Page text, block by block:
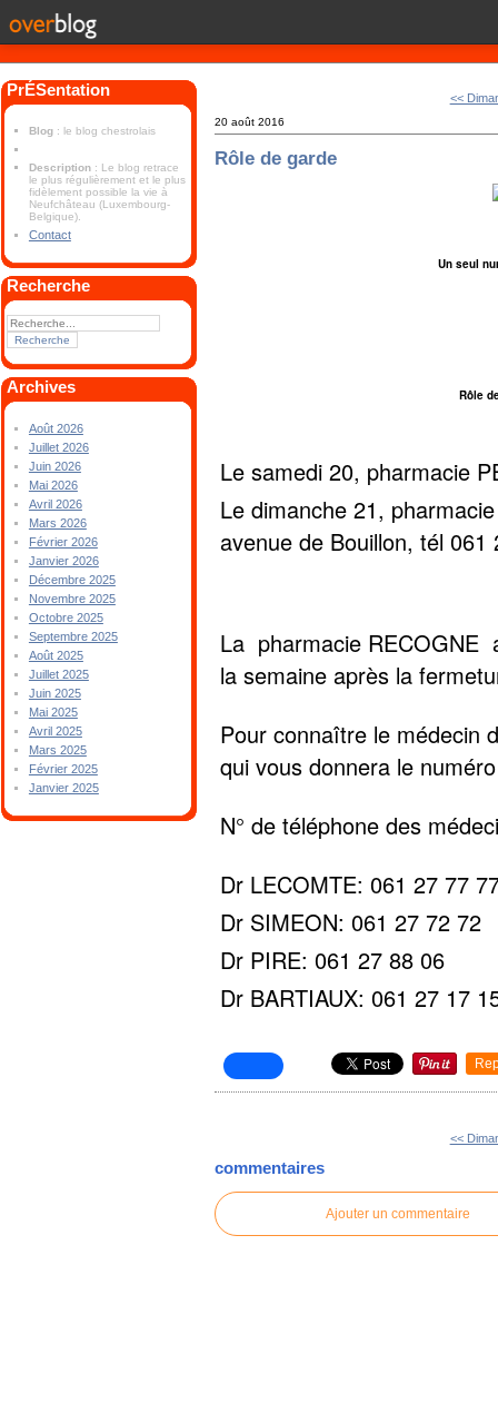
PrÉSentation
Blog : le blog chestrolais
Description : Le blog retrace
le plus régulièrement et le plus
fidèlement possible la vie à
Neufchâteau (Luxembourg-
Belgique).
Contact
Recherche
Archives
Août 2026
Juillet 2026
Juin 2026
Mai 2026
Avril 2026
Mars 2026
Février 2026
Janvier 2026
Décembre 2025
Novembre 2025
Octobre 2025
Septembre 2025
Août 2025
Juillet 2025
Juin 2025
Mai 2025
Avril 2025
Mars 2025
Février 2025
Janvier 2025
<<
20 août 2016
Rôle de garde
Un seul
Rôle
Le samedi 20, pharmacie
Le dimanche 21,
avenue de Bouillon, tél 061
La pharmacie RECOGNE
la semaine après la
Pour connaître le médecin
qui vous donnera le
N° de téléphone des
Dr LECOMTE: 061 27 77
Dr SIMEON: 061 27 72 72
Dr PIRE: 061 27 88 06
Dr BARTIAUX: 061 27 17
<<
commentaires
Ajouter un commentaire